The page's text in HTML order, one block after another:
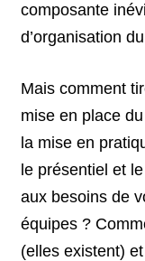
composante
d’organisation
Mais comment
mise en place
la mise en
le présentiel et
aux besoins de
équipes ?
(elles existent)